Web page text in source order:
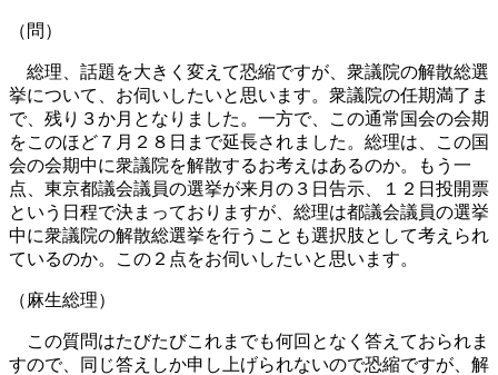
（問）
総理、話題を大きく変えて恐縮ですが、衆議院の解散総選
挙について、お伺いしたいと思います。衆議院の任期満了ま
で、残り３か月となりました。一方で、この通常国会の会期
をこのほど７月２８日まで延長されました。総理は、この国
会の会期中に衆議院を解散するお考えはあるのか。もう一
点、東京都議会議員の選挙が来月の３日告示、１２日投開票
という日程で決まっておりますが、総理は都議会議員の選挙
中に衆議院の解散総選挙を行うことも選択肢として考えられ
ているのか。この２点をお伺いしたいと思います。
（麻生総理）
この質問はたびたびこれまでも何回となく答えておられま
すので、同じ答えしか申し上げられないので恐縮ですが、解